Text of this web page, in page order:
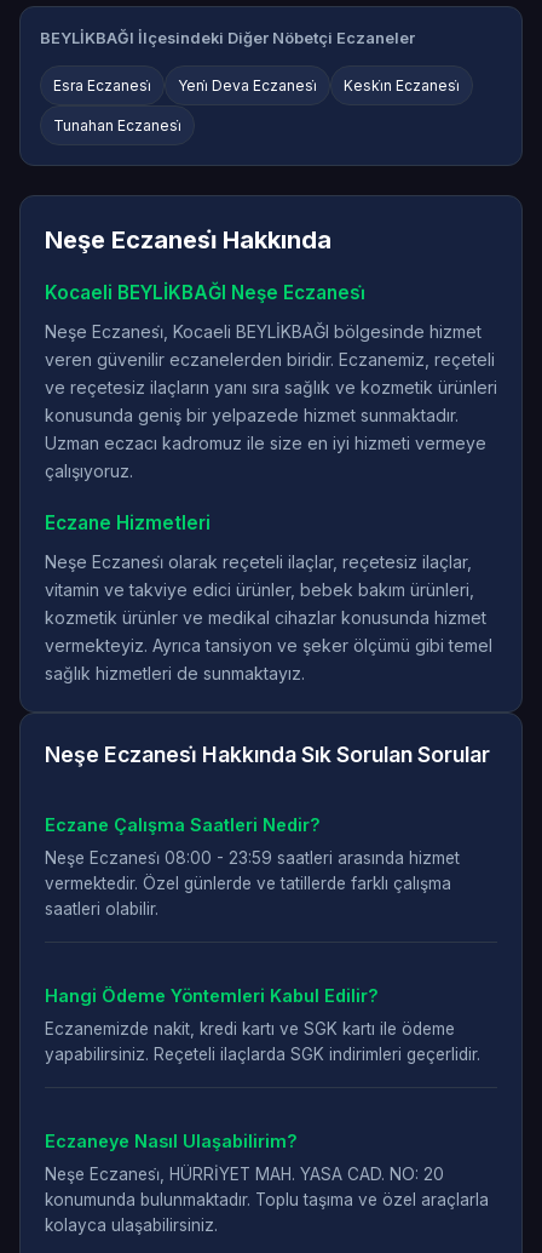
BEYLİKBAĞI İlçesindeki Diğer Nöbetçi Eczaneler
Esra Eczanesi̇ Yeni̇ Deva Eczanesi̇ Keski̇n Eczanesi̇
Tunahan Eczanesi̇
Neşe Eczanesi̇ Hakkında
Kocaeli BEYLİKBAĞI Neşe Eczanesi̇
Neşe Eczanesi̇, Kocaeli BEYLİKBAĞI bölgesinde hizmet
veren güvenilir eczanelerden biridir. Eczanemiz, reçeteli
ve reçetesiz ilaçların yanı sıra sağlık ve kozmetik ürünleri
konusunda geniş bir yelpazede hizmet sunmaktadır.
Uzman eczacı kadromuz ile size en iyi hizmeti vermeye
çalışıyoruz.
Eczane Hizmetleri
Neşe Eczanesi̇ olarak reçeteli ilaçlar, reçetesiz ilaçlar,
vitamin ve takviye edici ürünler, bebek bakım ürünleri,
kozmetik ürünler ve medikal cihazlar konusunda hizmet
vermekteyiz. Ayrıca tansiyon ve şeker ölçümü gibi temel
sağlık hizmetleri de sunmaktayız.
Neşe Eczanesi̇ Hakkında Sık Sorulan Sorular
Eczane Çalışma Saatleri Nedir?
Neşe Eczanesi̇ 08:00 - 23:59 saatleri arasında hizmet
vermektedir. Özel günlerde ve tatillerde farklı çalışma
saatleri olabilir.
Hangi Ödeme Yöntemleri Kabul Edilir?
Eczanemizde nakit, kredi kartı ve SGK kartı ile ödeme
yapabilirsiniz. Reçeteli ilaçlarda SGK indirimleri geçerlidir.
Eczaneye Nasıl Ulaşabilirim?
Neşe Eczanesi̇, HÜRRİYET MAH. YASA CAD. NO: 20
konumunda bulunmaktadır. Toplu taşıma ve özel araçlarla
kolayca ulaşabilirsiniz.